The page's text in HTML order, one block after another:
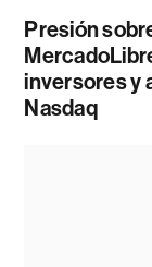
Presión
inversores y
Nasdaq